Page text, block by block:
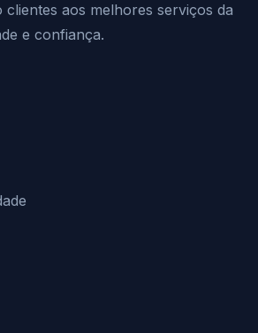
clientes aos melhores serviços da
e confiança.